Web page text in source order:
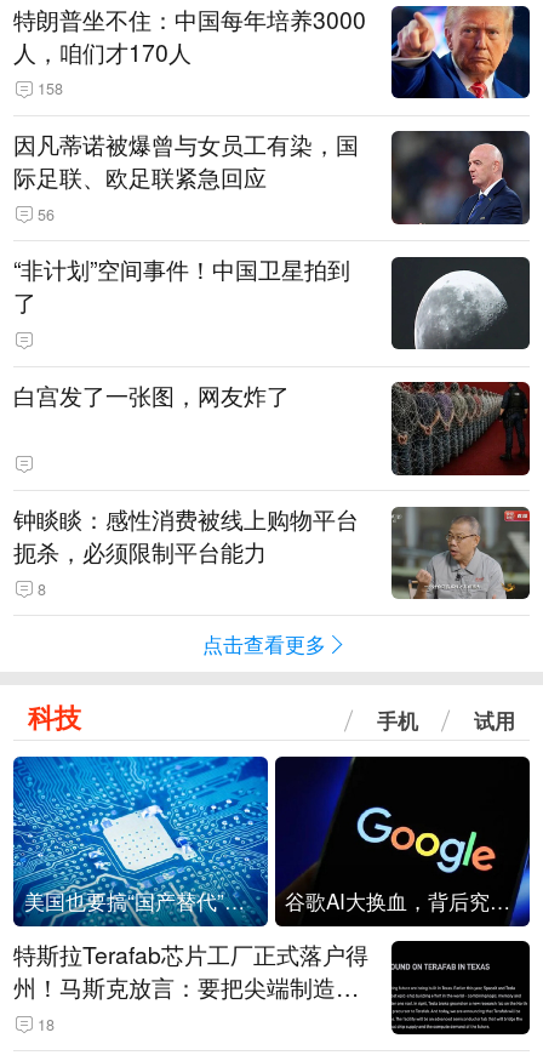
特朗普坐不住：中国每年培养3000
人，咱们才170人
158
因凡蒂诺被爆曾与女员工有染，国
际足联、欧足联紧急回应
56
“非计划”空间事件！中国卫星拍到
了
白宫发了一张图，网友炸了
钟睒睒：感性消费被线上购物平台
扼杀，必须限制平台能力
8
点击查看更多
科技 手机 试用
美国也要搞“国产替代”？先算清三笔账 谷歌AI大换血，背后究竟发生了什么？
特斯拉Terafab芯片工厂正式落户得
州！马斯克放言：要把尖端制造带
回美国
18